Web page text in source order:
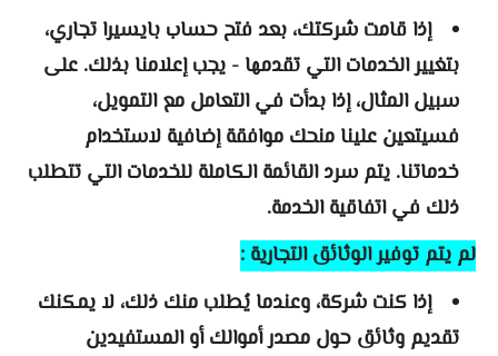
إذا قامت شركتك، بعد فتح حساب بايسيرا تجاري،
بتغيير الخدمات التي تقدمها - يجب إعلامنا بذلك. على
سبيل المثال، إذا بدأت في التعامل مع التمويل،
فسيتعين علينا منحك موافقة إضافية لاستخدام
خدماتنا. يتم سرد القائمة الكاملة للخدمات التي تتطلب
ذلك في اتفاقية الخدمة.
لم يتم توفير الوثائق التجارية :
إذا كنت شركة، وعندما يُطلب منك ذلك، لا يمكنك
تقديم وثائق حول مصدر أموالك أو المستفيدين